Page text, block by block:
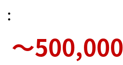
〜500,000